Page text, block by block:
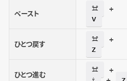
おすすめのカスタム方法は？
ペースト ⌘ +
V
ひとつ戻す ⌘ +
Z
ひとつ進む ⌘ +